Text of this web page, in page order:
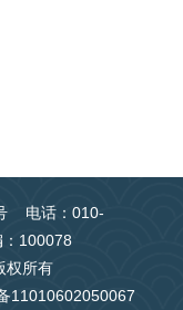
电话：010-
：100078
权所有
11010602050067